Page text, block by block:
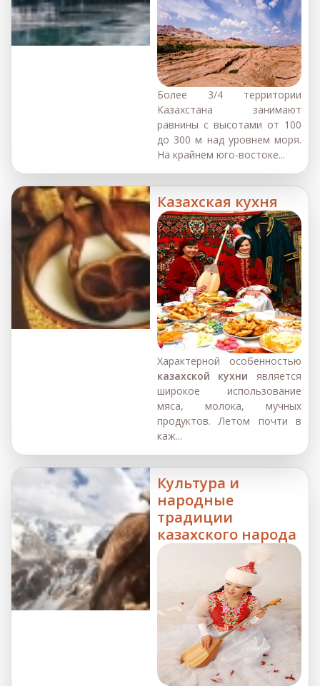
Более 3/4 территории
Казахстана занимают
равнины с высотами от 100
до 300 м над уровнем моря.
На крайнем юго-востоке...
Казахская кухня
Характерной особенностью
казахской кухни является
широкое использование
мяса, молока, мучных
продуктов. Летом почти в
каж...
Культура и
народные
традиции
казахского народа